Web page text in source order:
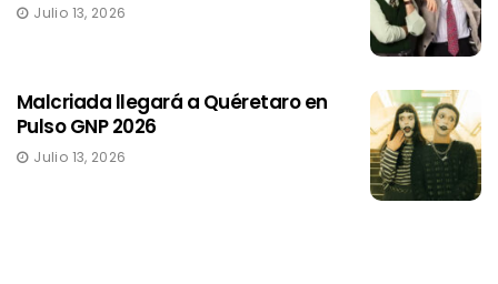
Julio 13, 2026
Malcriada llegará a Quéretaro en
Pulso GNP 2026
Julio 13, 2026